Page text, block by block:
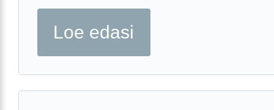
Loe edasi